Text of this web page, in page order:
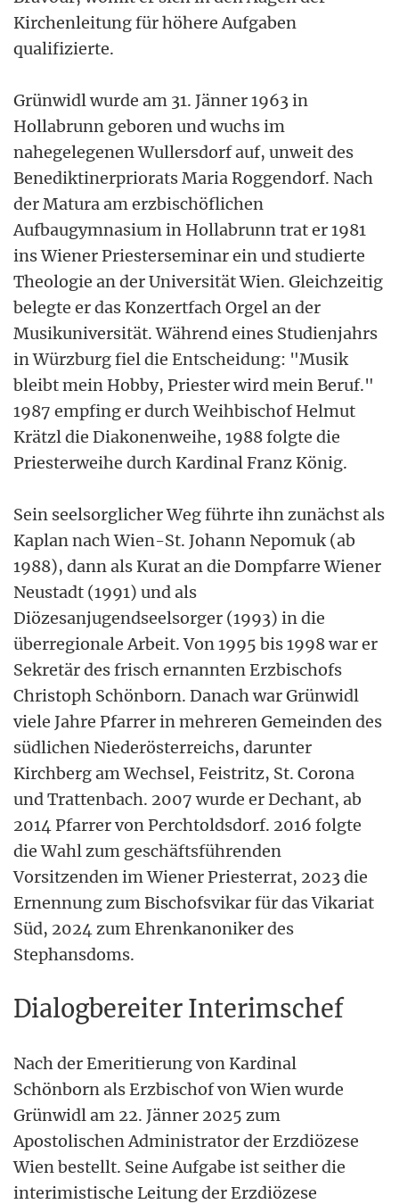
Kirchenleitung für höhere Aufgaben
qualifizierte.
Grünwidl wurde am 31. Jänner 1963 in
Hollabrunn geboren und wuchs im
nahegelegenen Wullersdorf auf, unweit des
Benediktinerpriorats Maria Roggendorf. Nach
der Matura am erzbischöflichen
Aufbaugymnasium in Hollabrunn trat er 1981
ins Wiener Priesterseminar ein und studierte
Theologie an der Universität Wien. Gleichzeitig
belegte er das Konzertfach Orgel an der
Musikuniversität. Während eines Studienjahrs
in Würzburg fiel die Entscheidung: "Musik
bleibt mein Hobby, Priester wird mein Beruf."
1987 empfing er durch Weihbischof Helmut
Krätzl die Diakonenweihe, 1988 folgte die
Priesterweihe durch Kardinal Franz König.
Sein seelsorglicher Weg führte ihn zunächst als
Kaplan nach Wien-St. Johann Nepomuk (ab
1988), dann als Kurat an die Dompfarre Wiener
Neustadt (1991) und als
Diözesanjugendseelsorger (1993) in die
überregionale Arbeit. Von 1995 bis 1998 war er
Sekretär des frisch ernannten Erzbischofs
Christoph Schönborn. Danach war Grünwidl
viele Jahre Pfarrer in mehreren Gemeinden des
südlichen Niederösterreichs, darunter
Kirchberg am Wechsel, Feistritz, St. Corona
und Trattenbach. 2007 wurde er Dechant, ab
2014 Pfarrer von Perchtoldsdorf. 2016 folgte
die Wahl zum geschäftsführenden
Vorsitzenden im Wiener Priesterrat, 2023 die
Ernennung zum Bischofsvikar für das Vikariat
Süd, 2024 zum Ehrenkanoniker des
Stephansdoms.
Dialogbereiter Interimschef
Nach der Emeritierung von Kardinal
Schönborn als Erzbischof von Wien wurde
Grünwidl am 22. Jänner 2025 zum
Apostolischen Administrator der Erzdiözese
Wien bestellt. Seine Aufgabe ist seither die
interimistische Leitung der Erzdiözese